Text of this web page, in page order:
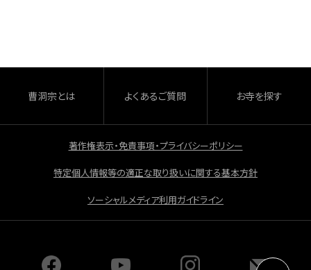
o
o
k
曹洞宗とは よくあるご質問 お寺を探す
著作権表示・免責事項・プライバシーポリシー
特定個人情報等の適正な取り扱いに関する基本方針
ソーシャルメディア利用ガイドライン